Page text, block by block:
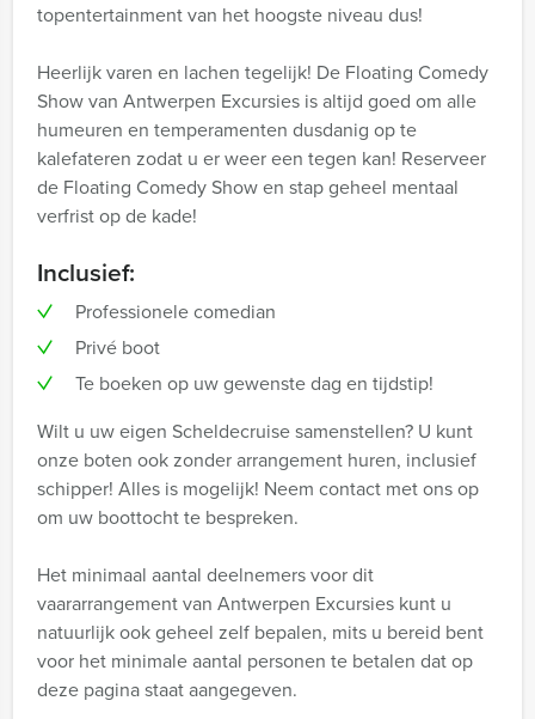
topentertainment van het hoogste niveau dus!
Heerlijk varen en lachen tegelijk! De Floating Comedy
Show van Antwerpen Excursies is altijd goed om alle
humeuren en temperamenten dusdanig op te
kalefateren zodat u er weer een tegen kan! Reserveer
de Floating Comedy Show en stap geheel mentaal
verfrist op de kade!
Inclusief:
Professionele comedian
Privé boot
Te boeken op uw gewenste dag en tijdstip!
Wilt u uw eigen Scheldecruise samenstellen? U kunt
onze boten ook zonder arrangement huren, inclusief
schipper! Alles is mogelijk! Neem contact met ons op
om uw boottocht te bespreken.
Het minimaal aantal deelnemers voor dit
vaararrangement van Antwerpen Excursies kunt u
natuurlijk ook geheel zelf bepalen, mits u bereid bent
voor het minimale aantal personen te betalen dat op
deze pagina staat aangegeven.